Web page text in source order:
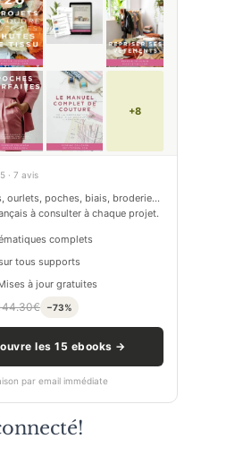
+8
· 7 avis
ourlets, poches, biais, broderie…
à consulter à chaque projet.
complets
tous supports
à jour gratuites
€ −73%
les 15 ebooks →
par email immédiate